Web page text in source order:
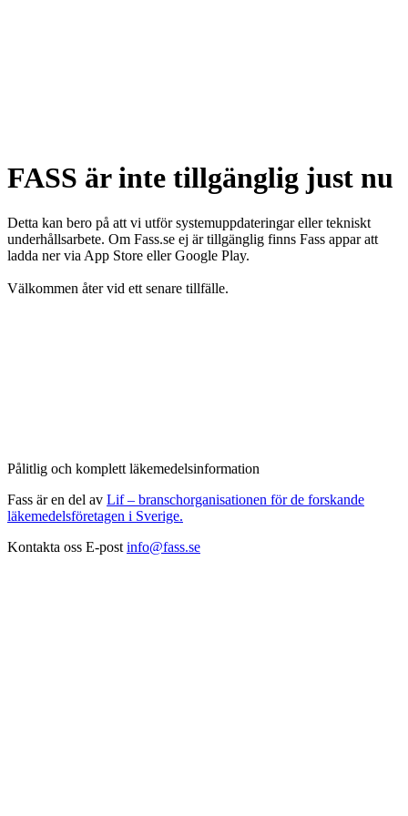
FASS är inte tillgänglig just nu
Detta kan bero på att vi utför systemuppdateringar eller tekniskt
underhållsarbete. Om Fass.se ej är tillgänglig finns Fass appar att
ladda ner via App Store eller Google Play.
Välkommen åter vid ett senare tillfälle.
Pålitlig och komplett läkemedelsinformation
Fass är en del av Lif – branschorganisationen för de forskande
läkemedelsföretagen i Sverige.
Kontakta oss E-post info@fass.se